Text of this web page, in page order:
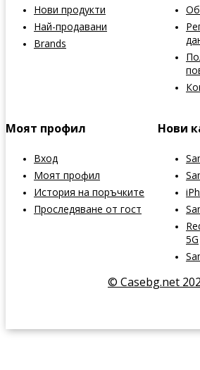
Нови продукти
Най-продавани
Brands
Моят профил
Вход
Моят профил
История на поръчките
Проследяване от гост
Нови
5G
© Casebg.net